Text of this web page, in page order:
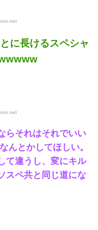
に長けるスペシャ
らそれはそれでいい
んとかしてほしい。
て違うし、変にキル
スペ共と同じ道にな